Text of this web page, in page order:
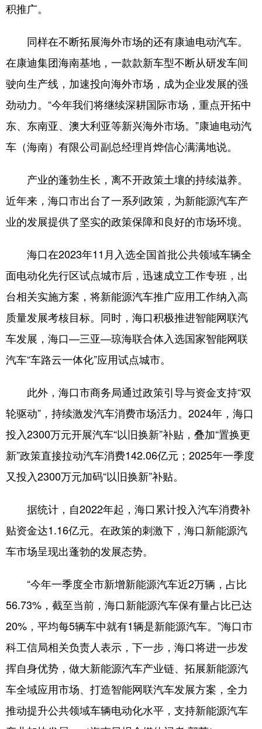
积推广。
同样在不断拓展海外市场的还有康迪电动汽车。
在康迪集团海南基地，一款款新车型不断从研发车间
驶向生产线，加速投向海外市场，成为企业发展的强
劲动力。“今年我们将继续深耕国际市场，重点开拓中
东、东南亚、澳大利亚等新兴海外市场。”康迪电动汽
车（海南）有限公司副总经理肖烨信心满满地说。
产业的蓬勃生长，离不开政策土壤的持续滋养。
近年来，海口市出台了一系列政策，为新能源汽车产
业的发展提供了坚实的政策保障和良好的市场环境。
海口在2023年11月入选全国首批公共领域车辆全
面电动化先行区试点城市后，迅速成立工作专班，出
台相关实施方案，将新能源汽车推广应用工作纳入高
质量发展考核目标。同时，海口积极推进智能网联汽
车发展，海口—三亚—琼海联合体入选国家智能网联
汽车“车路云一体化”应用试点城市。
此外，海口市商务局通过政策引导与资金支持“双
轮驱动”，持续激发汽车消费市场活力。2024年，海口
投入2300万元开展汽车“以旧换新”补贴，叠加“置换更
新”政策直接拉动汽车消费142.06亿元；2025年一季度
又投入2300万元加码“以旧换新”补贴。
据统计，自2022年起，海口累计投入汽车消费补
贴资金达1.16亿元。在政策的刺激下，海口新能源汽
车市场呈现出蓬勃的发展态势。
“今年一季度全市新增新能源汽车近2万辆，占比
56.73%，截至当前，海口新能源汽车保有量占比已达
20%，平均每5辆车中就有1辆是新能源汽车。”海口市
科工信局相关负责人表示，下一步，海口将进一步发
挥自身优势，做大新能源汽车产业链、拓展新能源汽
车全域应用市场、打造智能网联汽车发展方案，全力
推动提升公共领域车辆电动化水平，支持新能源汽车